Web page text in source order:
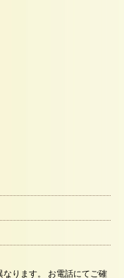
ります。 お電話にてご確